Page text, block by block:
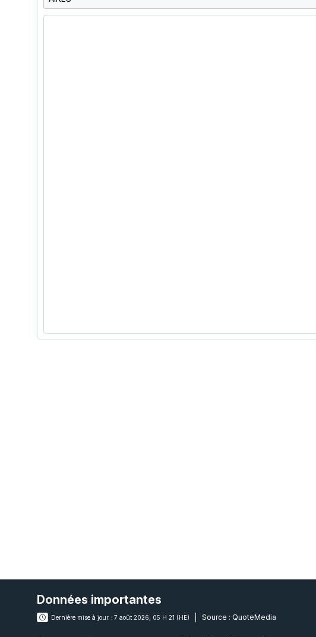
Données importantes
Dernière mise à jour : 7 août 2026, 05 H 21 (HE) Source : QuoteMedia